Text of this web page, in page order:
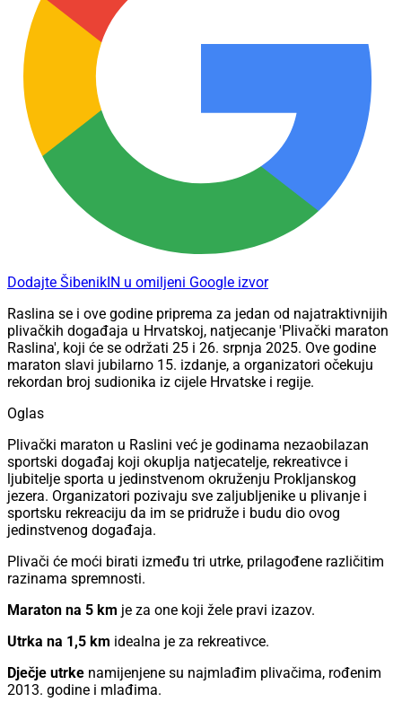
Dodajte ŠibenikIN u omiljeni Google izvor
Raslina se i ove godine priprema za jedan od najatraktivnijih
plivačkih događaja u Hrvatskoj, natjecanje 'Plivački maraton
Raslina', koji će se održati 25 i 26. srpnja 2025. Ove godine
maraton slavi jubilarno 15. izdanje, a organizatori očekuju
rekordan broj sudionika iz cijele Hrvatske i regije.
Oglas
Plivački maraton u Raslini već je godinama nezaobilazan
sportski događaj koji okuplja natjecatelje, rekreativce i
ljubitelje sporta u jedinstvenom okruženju Prokljanskog
jezera. Organizatori pozivaju sve zaljubljenike u plivanje i
sportsku rekreaciju da im se pridruže i budu dio ovog
jedinstvenog događaja.
Plivači će moći birati između tri utrke, prilagođene različitim
razinama spremnosti.
Maraton na 5 km je za one koji žele pravi izazov.
Utrka na 1,5 km idealna je za rekreativce.
Dječje utrke namijenjene su najmlađim plivačima, rođenim
2013. godine i mlađima.